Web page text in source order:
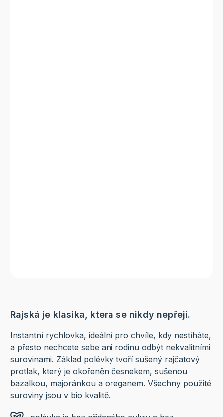
Rajská je klasika, která se nikdy nepřejí.
Instantní rychlovka, ideální pro chvíle, kdy nestíháte,
a přesto nechcete sebe ani rodinu odbýt nekvalitními
surovinami. Základ polévky tvoří sušený rajčatový
protlak, který je okořeněn česnekem, sušenou
bazalkou, majoránkou a oreganem. Všechny použité
suroviny jsou v bio kvalitě.